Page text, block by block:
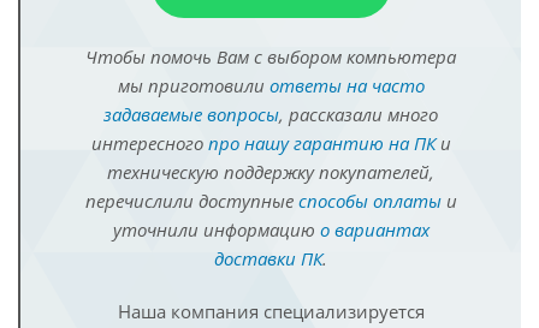
Чтобы помочь Вам с выбором компьютера
мы приготовили ответы на часто
задаваемые вопросы, рассказали много
интересного про нашу гарантию на ПКи
техническую поддержку покупателей,
перечислили доступные способы оплатыи
уточнили информацию о вариантах
доставки ПК.
Наша компания специализируется